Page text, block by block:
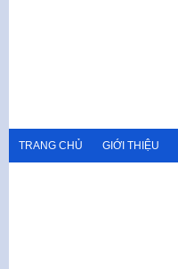
TRANG CHỦ GIỚI THIỆU